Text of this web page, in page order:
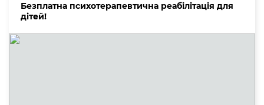
Безплатна психотерапевтична реабілітація для
дітей!